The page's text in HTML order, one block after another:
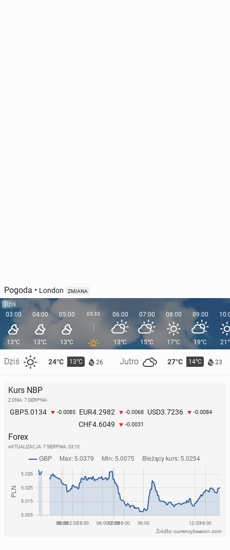
Pogoda • London ZMIANA
Dziś
03:00
13°C
Dziś 24°C 13°C 26 Jutro 27°C 14°C 23
04:00
13°C
05:00
13°C
05:33 06:00
13°C
07:00
15°C
08:00
17°C
09:00
19°C
Kurs NBP
Z DNIA: 7 SIERPNIA
GBP5.0134 -0.0085 EUR4.2982 -0.0068 USD3.7236 -0.0084
CHF4.6049 -0.0031
Forex
AKTUALIZACJA: 7 SIERPNIA, 03:10
Źródło: currencybeacon.com